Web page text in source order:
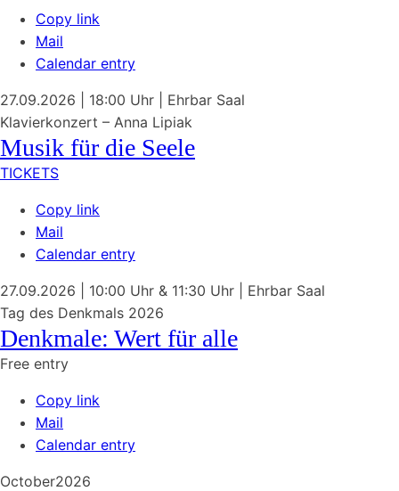
Copy link
Mail
Calendar entry
27.09.2026 | 18:00 Uhr
Ehrbar Saal
Klavierkonzert – Anna Lipiak
Musik für die Seele
TICKETS
Copy link
Mail
Calendar entry
27.09.2026 | 10:00 Uhr & 11:30 Uhr
Ehrbar Saal
Tag des Denkmals 2026
Denkmale: Wert für alle
Free entry
Copy link
Mail
Calendar entry
October2026